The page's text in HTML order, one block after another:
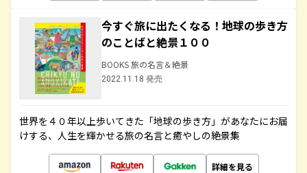
今すぐ旅に出たくなる！地球の歩き方
のことばと絶景１００
BOOKS 旅の名言＆絶景
2022.11.18 発売
世界を４０年以上歩いてきた「地球の歩き方」があなたにお届
けする、人生を輝かせる旅の名言と癒やしの絶景集
詳細を見る